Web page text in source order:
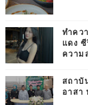
ทำคว
แดง
ความ
สถาบั
อาสา